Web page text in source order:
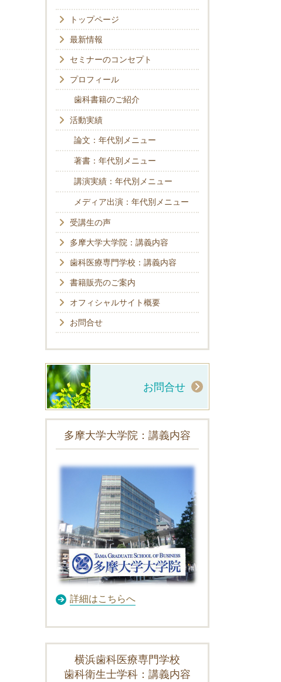
トップページ
最新情報
セミナーのコンセプト
プロフィール
歯科書籍のご紹介
活動実績
論文：年代別メニュー
著書：年代別メニュー
講演実績：年代別メニュー
メディア出演：年代別メニュー
受講生の声
多摩大学大学院：講義内容
歯科医療専門学校：講義内容
書籍販売のご案内
オフィシャルサイト概要
お問合せ
お問合せ
多摩大学大学院：講義内容
詳細はこちらへ
横浜歯科医療専門学校
歯科衛生士学科：講義内容